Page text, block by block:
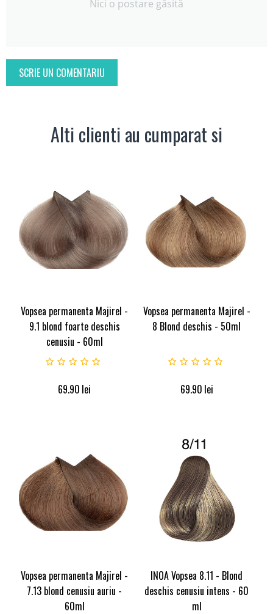
Nici o postare găsită
SCRIE UN COMENTARIU
Alti clienti au cumparat si
Vopsea permanenta Majirel -
9.1 blond foarte deschis
cenusiu - 60ml
69.90 lei
Vopsea permanenta Majirel -
8 Blond deschis - 50ml
69.90 lei
Vopsea permanenta Majirel -
7.13 blond cenusiu auriu -
60ml
INOA Vopsea 8.11 - Blond
deschis cenusiu intens - 60
ml